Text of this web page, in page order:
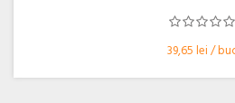
39,65 lei /